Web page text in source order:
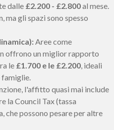
dalle £2.200 - £2.800al mese.
ma gli spazi sono spesso
Aree come
offrono un miglior rapporto
le £1.700 e le £2.200 , ideali
l'affitto quasi mai include
la Council Tax (tassa
che possono pesare per altre